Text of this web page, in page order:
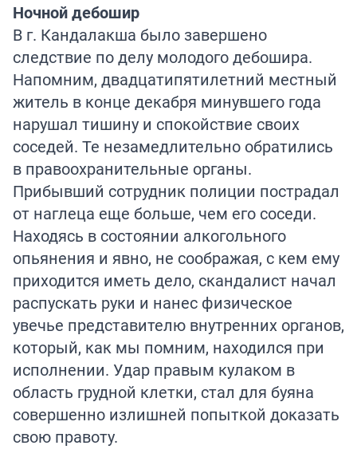
Ночной дебошир
В г. Кандалакша было завершено
следствие по делу молодого дебошира.
Напомним, двадцатипятилетний местный
житель в конце декабря минувшего года
нарушал тишину и спокойствие своих
соседей. Те незамедлительно обратились
в правоохранительные органы.
Прибывший сотрудник полиции пострадал
от наглеца еще больше, чем его соседи.
Находясь в состоянии алкогольного
опьянения и явно, не соображая, с кем ему
приходится иметь дело, скандалист начал
распускать руки и нанес физическое
увечье представителю внутренних органов,
который, как мы помним, находился при
исполнении. Удар правым кулаком в
область грудной клетки, стал для буяна
совершенно излишней попыткой доказать
свою правоту.